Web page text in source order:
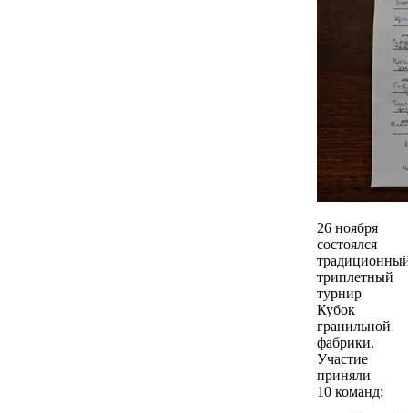
26 ноября
состоялся
триплетный
турнир
Кубок
гранильной
фабрики.
Участие
приняли
10 команд: